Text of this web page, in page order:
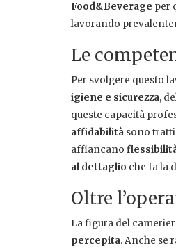
Food&Beverage per
lavorando
Le
Per svolgere questo
igiene e sicurezza,
queste capacità
affidabilità sono
affiancano
al dettaglio che fa la
Oltre
La figura del
percepita. Anche se